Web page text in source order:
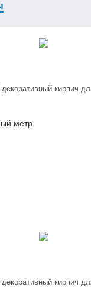
кирпич
метр
кирпич